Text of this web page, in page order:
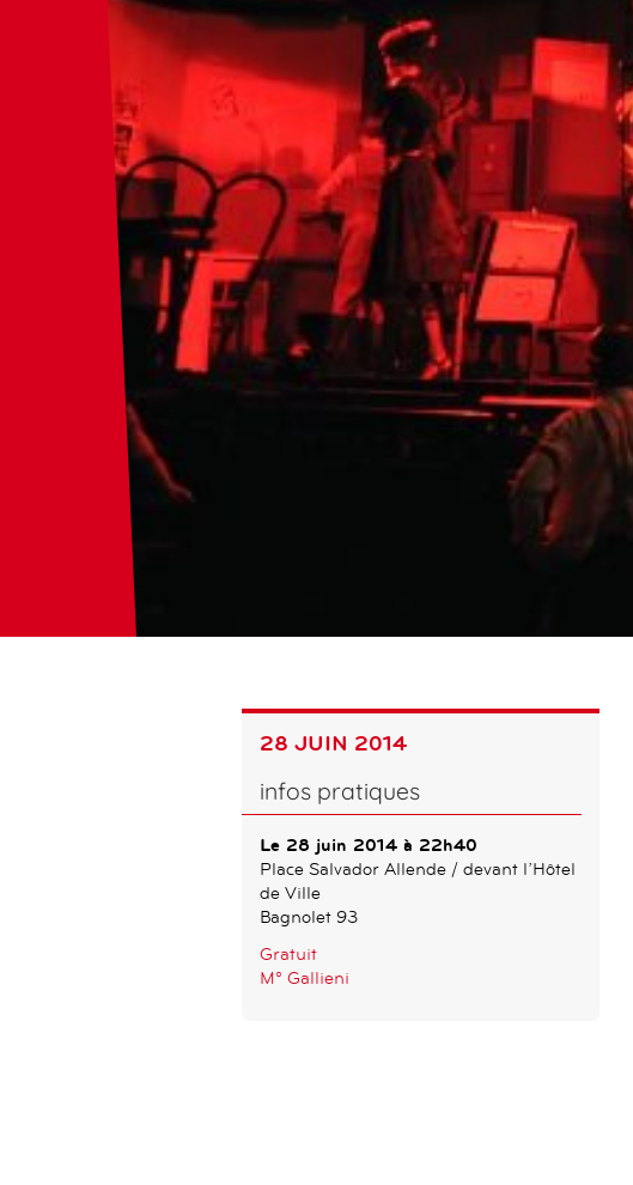
28 JUIN 2014
infos pratiques
Le 28 juin 2014 à 22h40
Place Salvador Allende / devant l’Hôtel
de Ville
Bagnolet 93
Gratuit
M° Gallieni